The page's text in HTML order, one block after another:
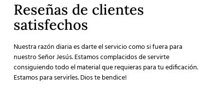
Reseñas de clientes
satisfechos
Nuestra razón diaria es darte el servicio como si fuera para
nuestro Señor Jesús. Estamos complacidos de servirte
consiguiendo todo el material que requieras para tu edificación.
Estamos para servirles. Dios te bendice!